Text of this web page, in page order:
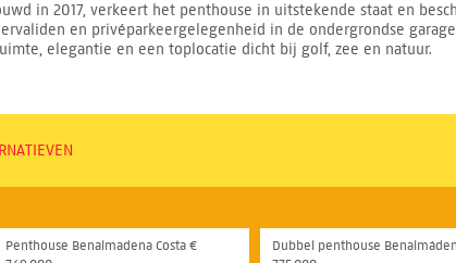
in 2017, verkeert het penthouse in uitstekende staat en
en privéparkeergelegenheid in de ondergrondse
elegantie en een toplocatie dicht bij golf, zee en natuur.
Penthouse Benalmadena Costa €
Dubbel penthouse